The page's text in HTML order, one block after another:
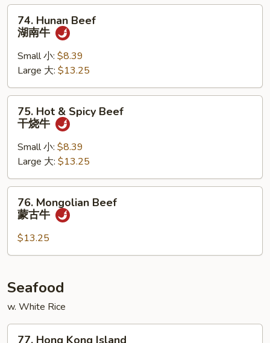
香
Hunan
Beef
牛
74. Hunan Beef
湖南牛
Small 小: $8.39
Large 大: $13.25
Hot
Spicy
Beef
干
烧
75. Hot & Spicy Beef
干烧牛
Small 小: $8.39
Large 大: $13.25
Mongolian
Beef
古
76. Mongolian Beef
蒙古牛
$13.25
Seafood
w. White Rice
77. Hong Kong Island